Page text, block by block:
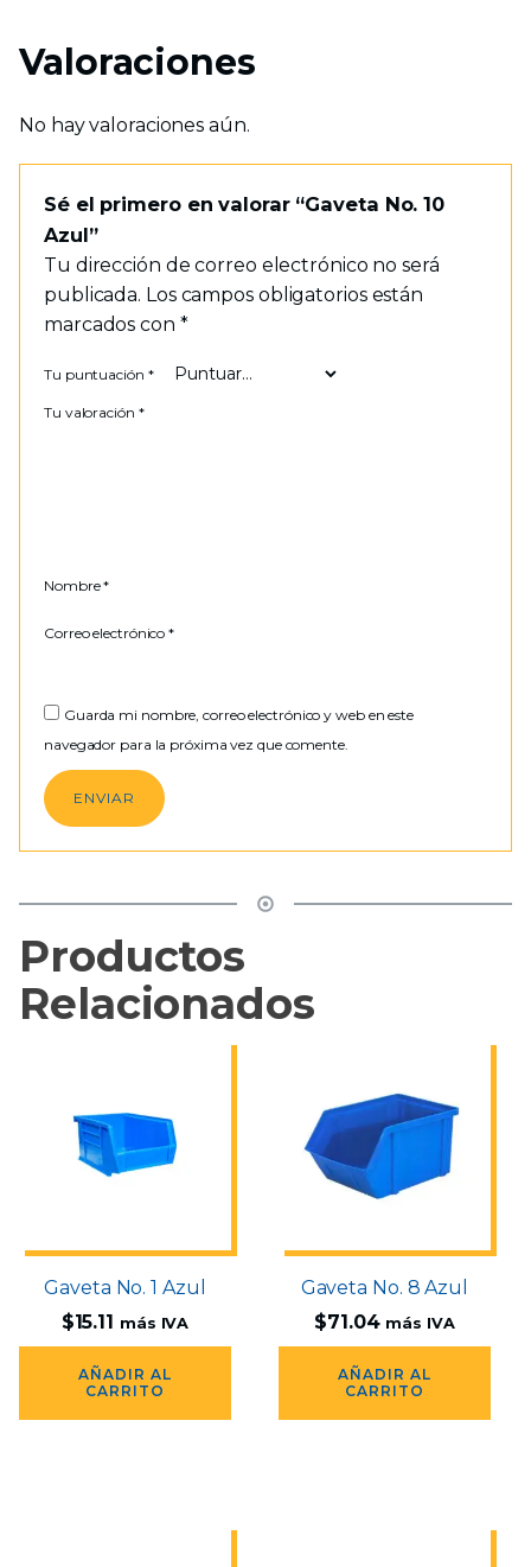
Valoraciones
No hay valoraciones aún.
Sé el primero en valorar “Gaveta No. 10
Azul”
Tu dirección de correo electrónico no será
publicada. Los campos obligatorios están
marcados con *
Tu puntuación *
Tu valoración *
Nombre*
Correo electrónico*
Guarda mi nombre, correo electrónico y web en este
navegador para la próxima vez que comente.
Productos
Relacionados
Gaveta No. 1 Azul
$15.11 más IVA
AÑADIR AL
CARRITO
Gaveta No. 8 Azul
$71.04 más IVA
AÑADIR AL
CARRITO